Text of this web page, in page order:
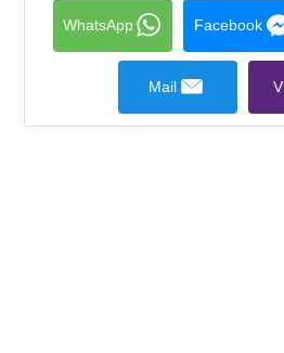
Facebook
WhatsApp
Mail